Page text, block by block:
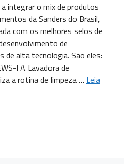
integrar o mix de produtos
da Sanders do Brasil,
com os melhores selos de
de
de alta tecnologia. São eles:
I A Lavadora de
a rotina de limpeza … Leia